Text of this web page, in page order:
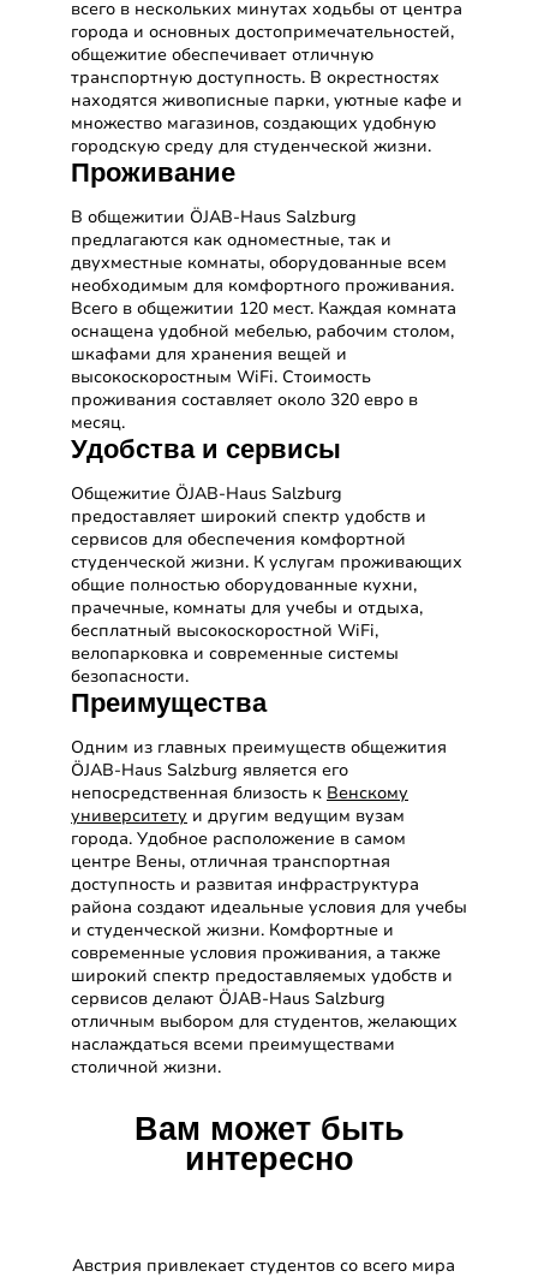
всего в нескольких минутах ходьбы от центра
города и основных достопримечательностей,
общежитие обеспечивает отличную
транспортную доступность. В окрестностях
находятся живописные парки, уютные кафе и
множество магазинов, создающих удобную
городскую среду для студенческой жизни.
Проживание
В общежитии ÖJAB-Haus Salzburg
предлагаются как одноместные, так и
двухместные комнаты, оборудованные всем
необходимым для комфортного проживания.
Всего в общежитии 120 мест. Каждая комната
оснащена удобной мебелью, рабочим столом,
шкафами для хранения вещей и
высокоскоростным WiFi. Стоимость
проживания составляет около 320 евро в
месяц.
Удобства и сервисы
Общежитие ÖJAB-Haus Salzburg
предоставляет широкий спектр удобств и
сервисов для обеспечения комфортной
студенческой жизни. К услугам проживающих
общие полностью оборудованные кухни,
прачечные, комнаты для учебы и отдыха,
бесплатный высокоскоростной WiFi,
велопарковка и современные системы
безопасности.
Преимущества
Одним из главных преимуществ общежития
ÖJAB-Haus Salzburg является его
непосредственная близость к Венскому
университету и другим ведущим вузам
города. Удобное расположение в самом
центре Вены, отличная транспортная
доступность и развитая инфраструктура
района создают идеальные условия для учебы
и студенческой жизни. Комфортные и
современные условия проживания, а также
широкий спектр предоставляемых удобств и
сервисов делают ÖJAB-Haus Salzburg
отличным выбором для студентов, желающих
наслаждаться всеми преимуществами
столичной жизни.
Вам может быть
интересно
Австрия привлекает студентов со всего мира